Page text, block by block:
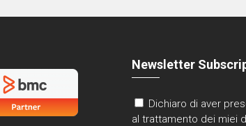
Newsletter
Dichiaro di aver
al trattamento dei miei